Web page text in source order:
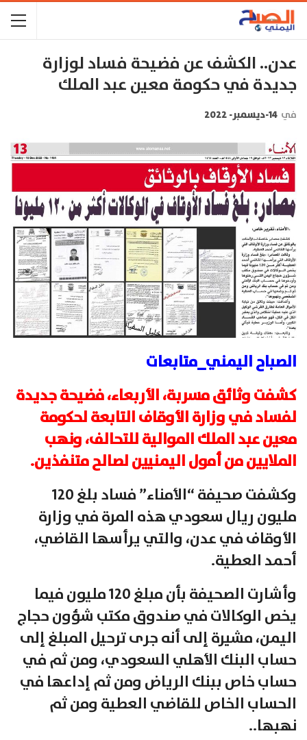
عدن.. الكشف عن فضيحة فساد لوزارة
جديدة في حكومة معين عبد الملك
في 14-ديسمبر- 2022
الصباح اليمني_متابعات
كشفت وثائق مسربة، الأربعاء، فضيحة جديدة
لفساد في وزارة الأوقاف التابعة لحكومة
معين عبد الملك الموالية للتحالف، ونهب
الملايين من أمول اليمنيين لصالح متنفذين.
وكشفت صحيفة “الأمناء” فساد بلغ 120
مليون ريال سعودي هذه المرة في وزارة
الأوقاف في عدن، والتي يرأسها القاضي،
أحمد العطية.
وأشارت الصحيفة بأن مبلغ 120 مليون فيما
يخص الوكالات في صندوق مكتب شؤون حجاج
اليمن، مشيرة إلى أنه جرى ترحيل المبلغ إلى
حساب البنك الأهلي السعودي، ومن ثم في
حساب خاص ببنك الرياض ومن ثم إداعها في
الحساب الخاص للقاضي العطية ومن ثم
نهبها..